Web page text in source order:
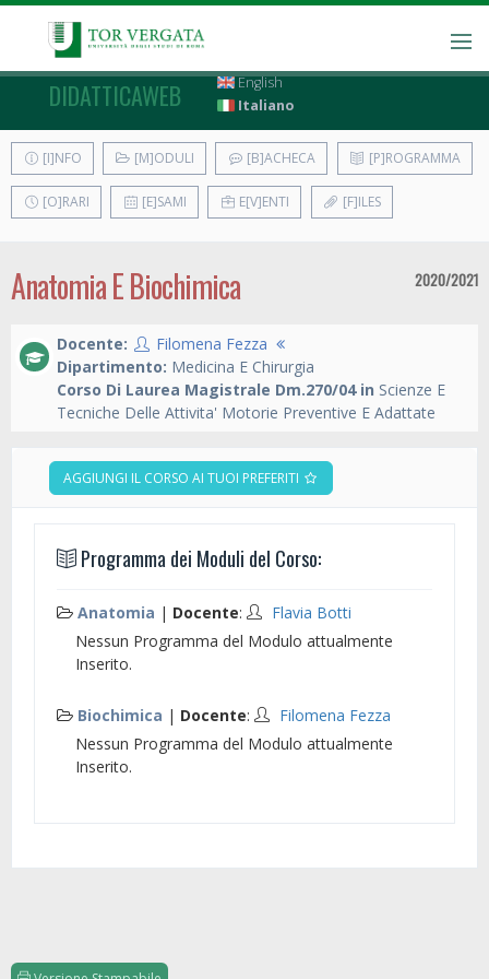
DIDATTICAWEB
English
Italiano
[I]NFO [M]ODULI [B]ACHECA [P]ROGRAMMA
[O]RARI [E]SAMI E[V]ENTI [F]ILES
Anatomia E Biochimica 2020/2021
Docente:
Filomena Fezza
Dipartimento: Medicina E Chirurgia
Corso Di Laurea Magistrale Dm.270/04 in Scienze E
Tecniche Delle Attivita' Motorie Preventive E Adattate
AGGIUNGI IL CORSO AI TUOI PREFERITI
Programma dei Moduli del Corso:
Anatomia | Docente:
Flavia Botti
Nessun Programma del Modulo attualmente
Inserito.
Biochimica | Docente:
Filomena Fezza
Nessun Programma del Modulo attualmente
Inserito.